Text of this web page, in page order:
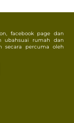
facebook page dan
ubahsuai rumah dan
secara percuma oleh